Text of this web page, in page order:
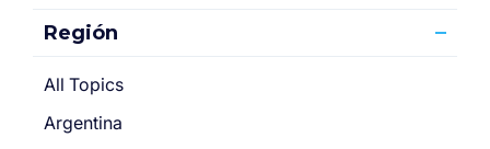
Región
All Topics
Argentina